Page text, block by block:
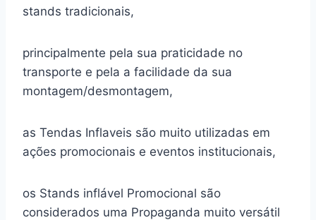
stands tradicionais,
principalmente pela sua praticidade no
transporte e pela a facilidade da sua
montagem/desmontagem,
as Tendas Inflaveis são muito utilizadas em
ações promocionais e eventos institucionais,
os Stands inflável Promocional são
considerados uma Propaganda muito versátil